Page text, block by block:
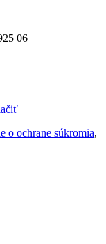
06
o ochrane súkromia,